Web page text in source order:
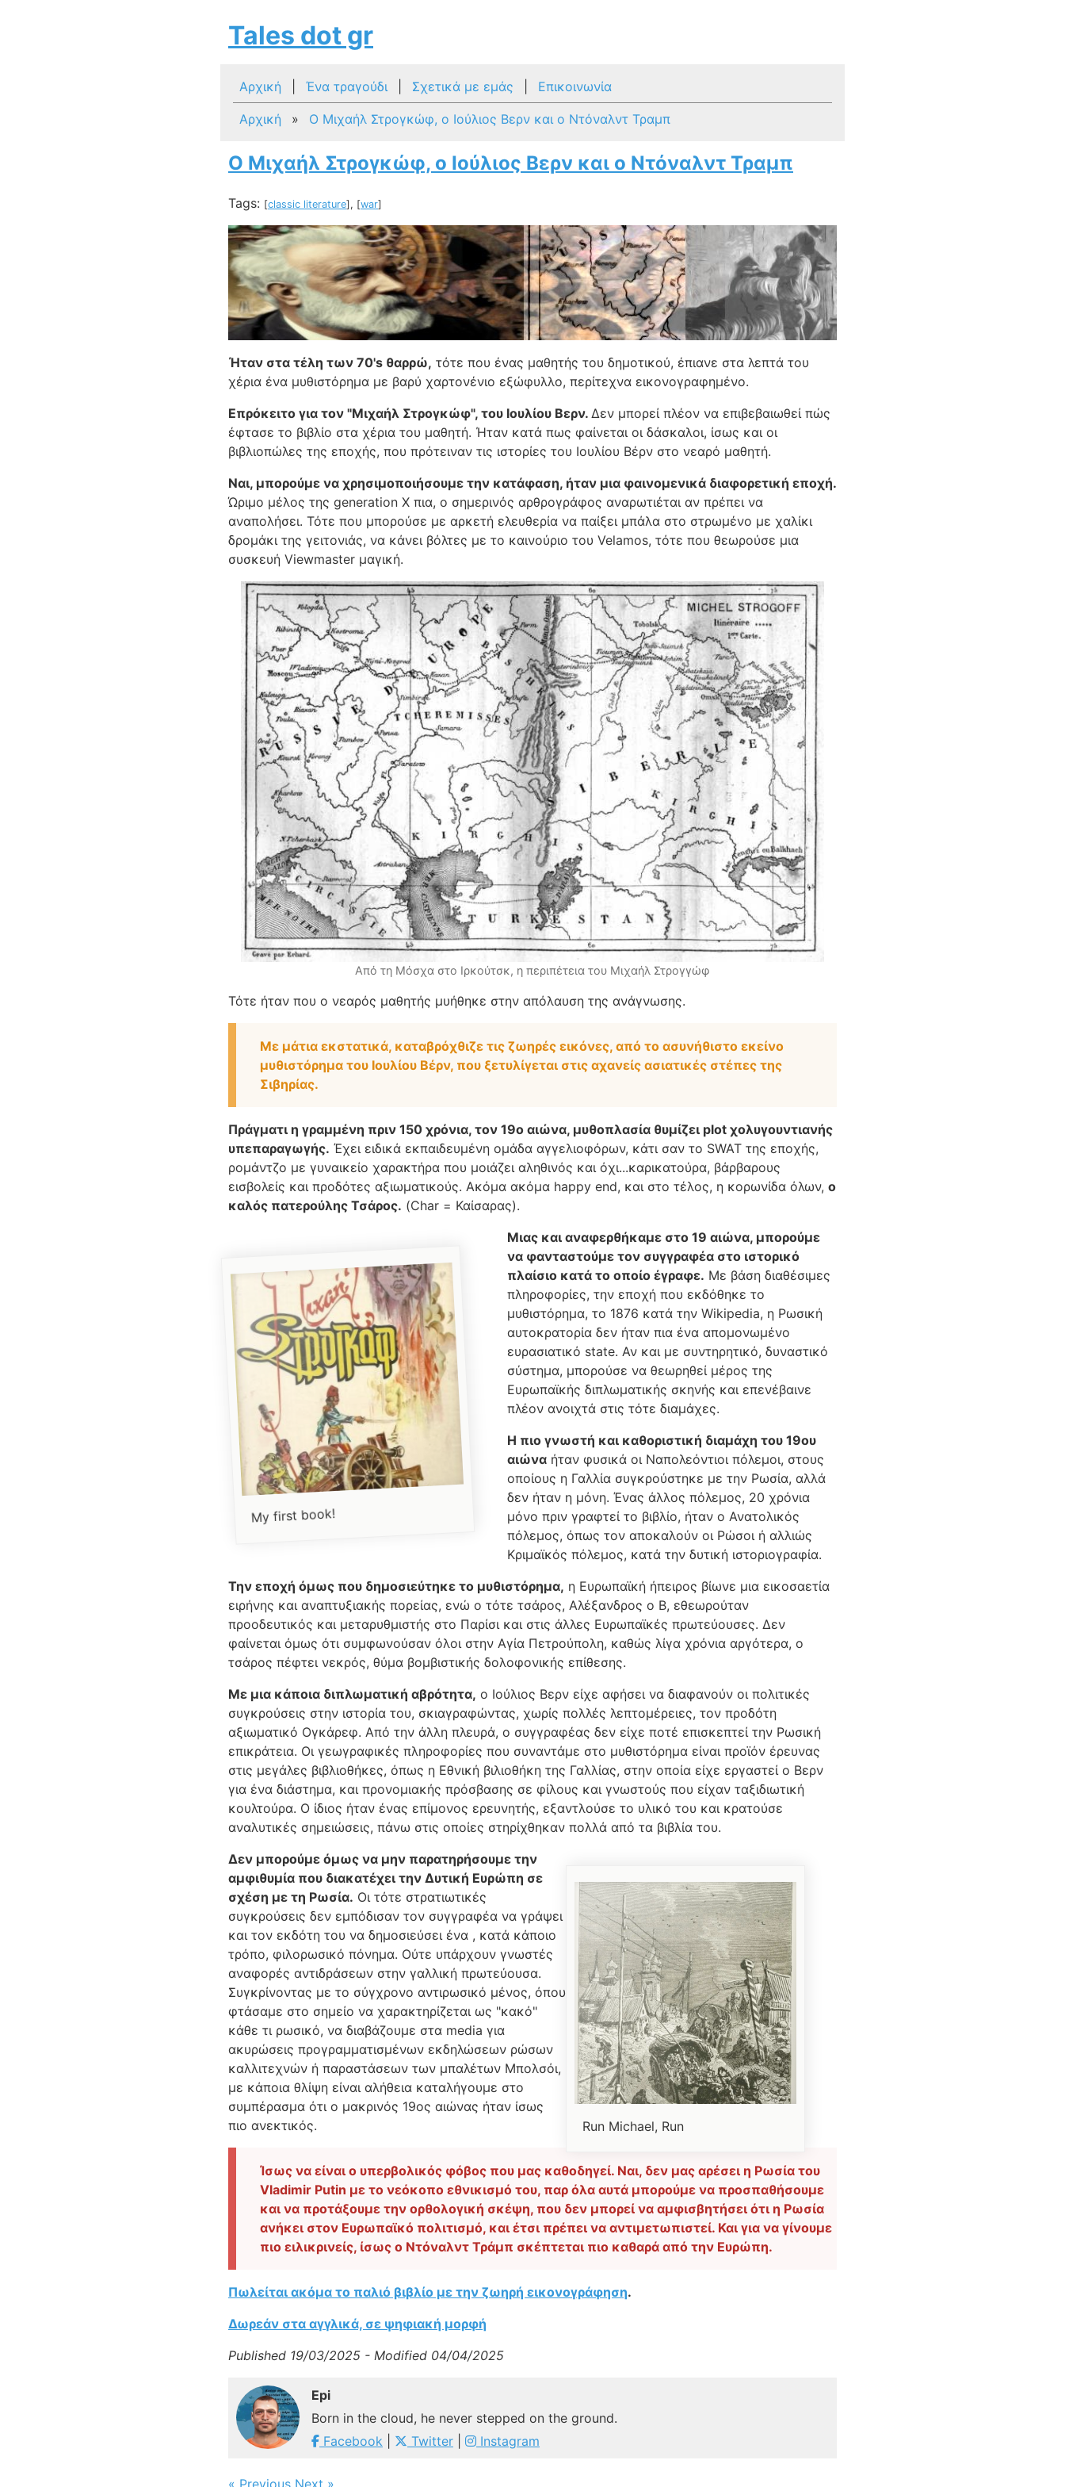
Tales dot gr
Αρχική Ένα τραγούδι Σχετικά με εμάς Επικοινωνία
Αρχική » Ο Μιχαήλ Στρογκώφ, ο Ιούλιος Βερν και ο Ντόναλντ Τραμπ
Ο Μιχαήλ Στρογκώφ, ο Ιούλιος Βερν και ο Ντόναλντ Τραμπ
Tags: [classic literature], [war]
Ήταν στα τέλη των 70's θαρρώ, τότε που ένας μαθητής του δημοτικού, έπιανε στα λεπτά του
χέρια ένα μυθιστόρημα με βαρύ χαρτονένιο εξώφυλλο, περίτεχνα εικονογραφημένο.
Επρόκειτο για τον "Μιχαήλ Στρογκώφ", του Ιουλίου Βερν. Δεν μπορεί πλέον να επιβεβαιωθεί πώς
έφτασε το βιβλίο στα χέρια του μαθητή. Ήταν κατά πως φαίνεται οι δάσκαλοι, ίσως και οι
βιβλιοπώλες της εποχής, που πρότειναν τις ιστορίες του Ιουλίου Βέρν στο νεαρό μαθητή.
Ναι, μπορούμε να χρησιμοποιήσουμε την κατάφαση, ήταν μια φαινομενικά διαφορετική εποχή.
Ώριμο μέλος της generation X πια, ο σημερινός αρθρογράφος αναρωτιέται αν πρέπει να
αναπολήσει. Τότε που μπορούσε με αρκετή ελευθερία να παίξει μπάλα στο στρωμένο με χαλίκι
δρομάκι της γειτονιάς, να κάνει βόλτες με το καινούριο του Velamos, τότε που θεωρούσε μια
συσκευή Viewmaster μαγική.
Από τη Μόσχα στο Ιρκούτσκ, η περιπέτεια του Μιχαήλ Στρογγώφ
Τότε ήταν που ο νεαρός μαθητής μυήθηκε στην απόλαυση της ανάγνωσης.
Με μάτια εκστατικά, καταβρόχθιζε τις ζωηρές εικόνες, από το ασυνήθιστο εκείνο
μυθιστόρημα του Ιουλίου Βέρν, που ξετυλίγεται στις αχανείς ασιατικές στέπες της
Σιβηρίας.
Πράγματι η γραμμένη πριν 150 χρόνια, τον 19ο αιώνα, μυθοπλασία θυμίζει plot χολυγουντιανής
υπεπαραγωγής. Έχει ειδικά εκπαιδευμένη ομάδα αγγελιοφόρων, κάτι σαν το SWAT της εποχής,
ρομάντζο με γυναικείο χαρακτήρα που μοιάζει αληθινός και όχι...καρικατούρα, βάρβαρους
εισβολείς και προδότες αξιωματικούς. Ακόμα ακόμα happy end, και στο τέλος, η κορωνίδα όλων, ο
καλός πατερούλης Τσάρος. (Char = Καίσαρας).
My first book!
Μιας και αναφερθήκαμε στο 19 αιώνα, μπορούμε
να φανταστούμε τον συγγραφέα στο ιστορικό
πλαίσιο κατά το οποίο έγραφε. Με βάση διαθέσιμες
πληροφορίες, την εποχή που εκδόθηκε το
μυθιστόρημα, το 1876 κατά την Wikipedia, η Ρωσική
αυτοκρατορία δεν ήταν πια ένα απομονωμένο
ευρασιατικό state. Αν και με συντηρητικό, δυναστικό
σύστημα, μπορούσε να θεωρηθεί μέρος της
Ευρωπαϊκής διπλωματικής σκηνής και επενέβαινε
πλέον ανοιχτά στις τότε διαμάχες.
Η πιο γνωστή και καθοριστική διαμάχη του 19ου
αιώνα ήταν φυσικά οι Ναπολεόντιοι πόλεμοι, στους
οποίους η Γαλλία συγκρούστηκε με την Ρωσία, αλλά
δεν ήταν η μόνη. Ένας άλλος πόλεμος, 20 χρόνια
μόνο πριν γραφτεί το βιβλίο, ήταν ο Ανατολικός
πόλεμος, όπως τον αποκαλούν οι Ρώσοι ή αλλιώς
Κριμαϊκός πόλεμος, κατά την δυτική ιστοριογραφία.
Την εποχή όμως που δημοσιεύτηκε το μυθιστόρημα, η Ευρωπαϊκή ήπειρος βίωνε μια εικοσαετία
ειρήνης και αναπτυξιακής πορείας, ενώ ο τότε τσάρος, Αλέξανδρος ο Β, εθεωρούταν
προοδευτικός και μεταρυθμιστής στο Παρίσι και στις άλλες Ευρωπαϊκές πρωτεύουσες. Δεν
φαίνεται όμως ότι συμφωνούσαν όλοι στην Αγία Πετρούπολη, καθώς λίγα χρόνια αργότερα, ο
τσάρος πέφτει νεκρός, θύμα βομβιστικής δολοφονικής επίθεσης.
Με μια κάποια διπλωματική αβρότητα, ο Ιούλιος Βερν είχε αφήσει να διαφανούν οι πολιτικές
συγκρούσεις στην ιστορία του, σκιαγραφώντας, χωρίς πολλές λεπτομέρειες, τον προδότη
αξιωματικό Ογκάρεφ. Από την άλλη πλευρά, ο συγγραφέας δεν είχε ποτέ επισκεπτεί την Ρωσική
επικράτεια. Οι γεωγραφικές πληροφορίες που συναντάμε στο μυθιστόρημα είναι προϊόν έρευνας
στις μεγάλες βιβλιοθήκες, όπως η Εθνική βιλιοθήκη της Γαλλίας, στην οποία είχε εργαστεί ο Βερν
για ένα διάστημα, και πρoνομιακής πρόσβασης σε φίλους και γνωστούς που είχαν ταξιδιωτική
κουλτούρα. Ο ίδιος ήταν ένας επίμονος ερευνητής, εξαντλούσε το υλικό του και κρατούσε
αναλυτικές σημειώσεις, πάνω στις οποίες στηρίχθηκαν πολλά από τα βιβλία του.
Run Michael, Run
Δεν μπορούμε όμως να μην παρατηρήσουμε την
αμφιθυμία που διακατέχει την Δυτική Ευρώπη σε
σχέση με τη Ρωσία. Οι τότε στρατιωτικές
συγκρούσεις δεν εμπόδισαν τον συγγραφέα να γράψει
και τον εκδότη του να δημοσιεύσει ένα , κατά κάποιο
τρόπο, φιλορωσικό πόνημα. Ούτε υπάρχουν γνωστές
αναφορές αντιδράσεων στην γαλλική πρωτεύουσα.
Συγκρίνοντας με το σύγχρονο αντιρωσικό μένος, όπου
φτάσαμε στο σημείο να χαρακτηρίζεται ως "κακό"
κάθε τι ρωσικό, να διαβάζουμε στα media για
ακυρώσεις προγραμματισμένων εκδηλώσεων ρώσων
καλλιτεχνών ή παραστάσεων των μπαλέτων Μπολσόι,
με κάποια θλίψη είναι αλήθεια καταλήγουμε στο
συμπέρασμα ότι ο μακρινός 19ος αιώνας ήταν ίσως
πιο ανεκτικός.
Ίσως να είναι ο υπερβολικός φόβος που μας καθοδηγεί. Ναι, δεν μας αρέσει η Ρωσία του
Vladimir Putin με το νεόκοπο εθνικισμό του, παρ όλα αυτά μπορούμε να προσπαθήσουμε
και να προτάξουμε την ορθολογική σκέψη, που δεν μπορεί να αμφισβητήσει ότι η Ρωσία
ανήκει στον Ευρωπαϊκό πολιτισμό, και έτσι πρέπει να αντιμετωπιστεί. Και για να γίνουμε
πιο ειλικρινείς, ίσως ο Ντόναλντ Τράμπ σκέπτεται πιο καθαρά από την Ευρώπη.
Πωλείται ακόμα το παλιό βιβλίο με την ζωηρή εικονογράφηση.
Δωρεάν στα αγγλικά, σε ψηφιακή μορφή
Published 19/03/2025 - Modified 04/04/2025
Epi
Born in the cloud, he never stepped on the ground.
Facebook
Twitter Instagram
« Previous Next »